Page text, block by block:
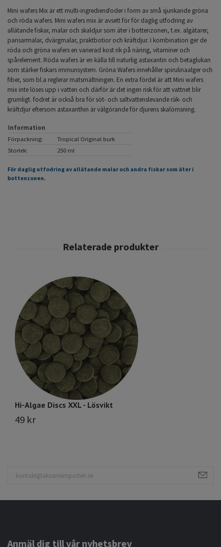
Mini wafers Mix är ett multi-ingrediensfoder i form av små sjunkande gröna
och röda wafers. Mini wafers mix är avsett för för daglig utfodring av
allätande fiskar, malar och skaldjur som äter i bottenzonen, t.ex. algätarer,
pansarmalar, dvärgmalar, praktbotior och kräftdjur. I kombination ger de
röda och gröna wafers en varierad kost rik på näring, vitaminer och
spårelement. Röda wafers är en källa till naturlig astaxantin och betaglukan
som stärker fiskars immunsystem. Gröna Wafers innehåller spirulinaalger och
fiber, som bl.a reglerar matsmältningen. En extra fördel är att Mini wafers
mix inte löses upp i vatten och därför är det ingen risk för att vattnet blir
grumligt. fodret är också bra för söt- och saltvattenslevande räk- och
kräftdjur eftersom astaxanthin är välgörande för djurens skalömsning.
Information
Förpackning:
Tropical Original burk
Storlek:
250 ml
För daglig utfodring av allätande malar och andra fiskar som äter i
bottenzonen.
Hi-Algae Discs XXL - Lösvikt
49 kr
Anmäl dig till vår nyhetsbrev